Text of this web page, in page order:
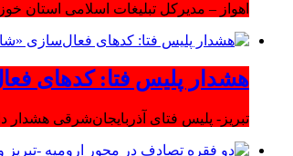
اهواز – مدیرکل تبلیغات اسلامی استان
هشدار پلیس فتا: کدهای
تبریز- پلیس فتای آذربایجان‌شرقی هشدار